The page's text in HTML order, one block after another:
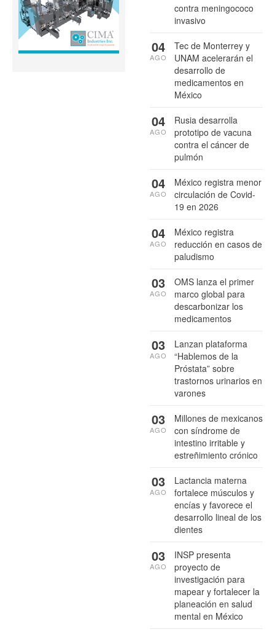
contra meningococo
invasivo
Tec de Monterrey y
UNAM acelerarán el
desarrollo de
medicamentos en
México
04
AGO
Rusia desarrolla
prototipo de vacuna
contra el cáncer de
pulmón
04
AGO
México registra menor
circulación de Covid-
19 en 2026
04
AGO
México registra
reducción en casos de
paludismo
04
AGO
OMS lanza el primer
marco global para
descarbonizar los
medicamentos
03
AGO
Lanzan plataforma
“Hablemos de la
Próstata” sobre
trastornos urinarios en
varones
03
AGO
Millones de mexicanos
con síndrome de
intestino irritable y
estreñimiento crónico
03
AGO
Lactancia materna
fortalece músculos y
encías y favorece el
desarrollo lineal de los
dientes
03
AGO
INSP presenta
proyecto de
investigación para
mapear y fortalecer la
planeación en salud
mental en México
03
AGO